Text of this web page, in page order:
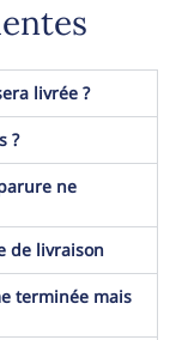
livrée ?
?
ne
de livraison
terminée mais